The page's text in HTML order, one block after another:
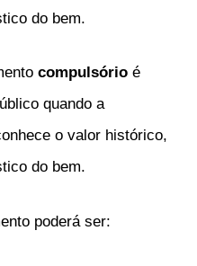
do bem.
compulsório é
quando a
o valor histórico,
do bem.
poderá ser: